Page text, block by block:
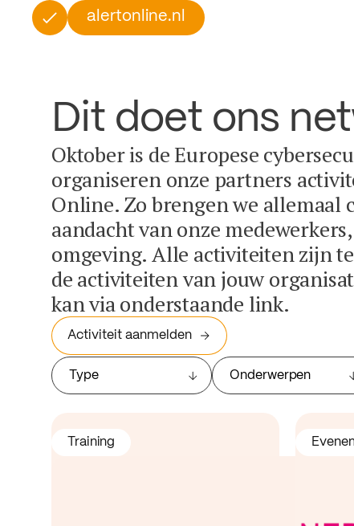
alertonline.nl
Dit doet ons
Oktober is de Europese
organiseren onze partners
Online. Zo brengen we allemaal
aandacht van onze
omgeving. Alle activiteiten zijn
de activiteiten van jouw
kan via onderstaande link.
Activiteit aanmelden
Type Onderwerpen
Training